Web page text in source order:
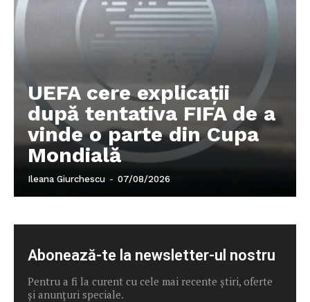
UEFA cere explicații
după tentativa FIFA de a
vinde o parte din Cupa
Mondială
Ileana Giurchescu - 07/08/2026
Abonează-te la newsletter-ul nostru
Pentru a fi la curent cu cele mai recente știri, oferte
și anunțuri speciale.